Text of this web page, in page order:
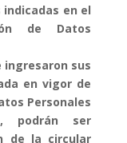
en el
de Datos
ingresaron sus
en vigor de
Personales
podrán ser
de la circular